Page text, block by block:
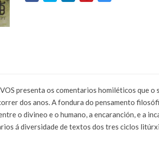
presenta os comentarios homiléticos que
dos anos. A fondura do pensamento
o divineo e o humano, a encaranción, e a
á diversidade de textos dos tres ciclos